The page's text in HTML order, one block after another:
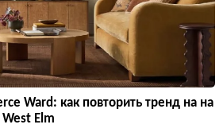
Ward: как повторить тренд на на
West Elm